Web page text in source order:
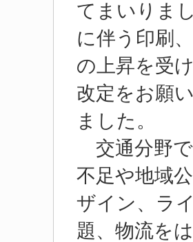
てまいりま
に伴う印刷
の上昇を受
改定をお願
ました。
交通分野
不足や地域
ザイン、ラ
題、物流を